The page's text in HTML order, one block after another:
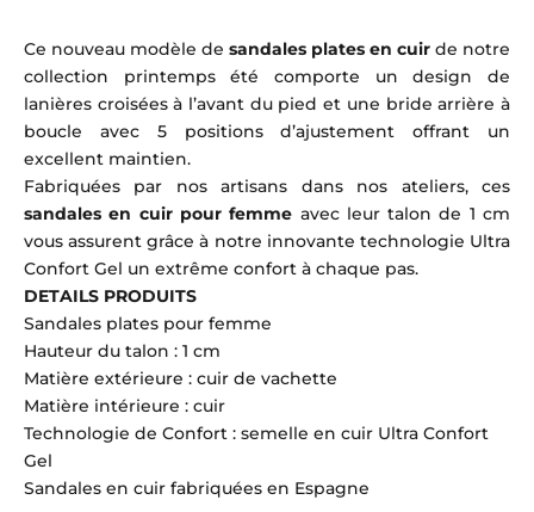
Ce nouveau modèle de sandales plates en cuir de notre
collection printemps été comporte un design de
lanières croisées à l’avant du pied et une bride arrière à
boucle avec 5 positions d’ajustement offrant un
excellent maintien.
Fabriquées par nos artisans dans nos ateliers, ces
sandales en cuir pour femme avec leur talon de 1 cm
vous assurent grâce à notre innovante technologie Ultra
Confort Gel un extrême confort à chaque pas.
DETAILS PRODUITS
Sandales plates pour femme
Hauteur du talon : 1 cm
Matière extérieure : cuir de vachette
Matière intérieure : cuir
Technologie de Confort : semelle en cuir Ultra Confort
Gel
Sandales en cuir fabriquées en Espagne